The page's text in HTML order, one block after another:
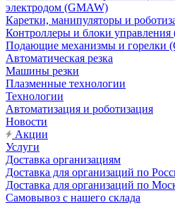
электродом (GMAW)
Каретки, манипуляторы и
Контроллеры и блоки
Подающие механизмы и горелки
Автоматическая резка
Машины резки
Плазменные технологии
Технологии
Автоматизация и роботизация
Новости
Акции
Услуги
Доставка организациям
Доставка для организаций по
Доставка для организаций по
Самовывоз с нашего склада